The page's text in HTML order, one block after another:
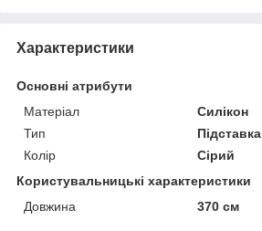
Характеристики
Основні атрибути
Матеріал
Силікон
Тип
Підставка
Колір
Сірий
Користувальницькі характеристики
Довжина
370 см